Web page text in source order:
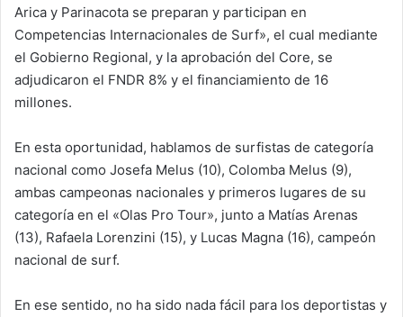
Arica y Parinacota se preparan y participan en
Competencias Internacionales de Surf», el cual mediante
el Gobierno Regional, y la aprobación del Core, se
adjudicaron el FNDR 8% y el financiamiento de 16
millones.
En esta oportunidad, hablamos de surfistas de categoría
nacional como Josefa Melus (10), Colomba Melus (9),
ambas campeonas nacionales y primeros lugares de su
categoría en el «Olas Pro Tour», junto a Matías Arenas
(13), Rafaela Lorenzini (15), y Lucas Magna (16), campeón
nacional de surf.
En ese sentido, no ha sido nada fácil para los deportistas y